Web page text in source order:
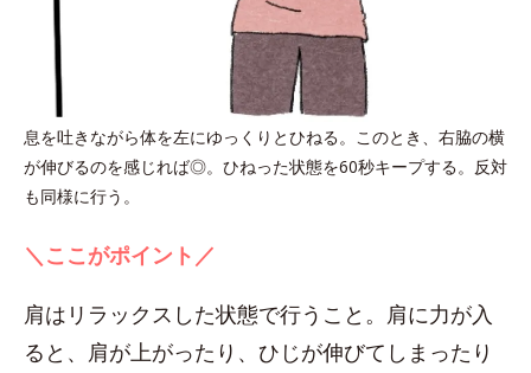
息を吐きながら体を左にゆっくりとひねる。このとき、右脇の横
が伸びるのを感じれば◎。ひねった状態を60秒キープする。反対
も同様に行う。
＼ここがポイント／
肩はリラックスした状態で行うこと。肩に力が入
ると、肩が上がったり、ひじが伸びてしまったり